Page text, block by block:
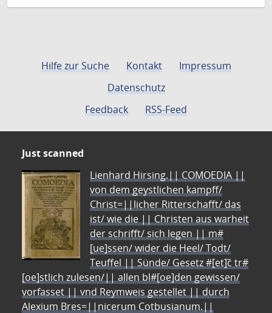
Hilfe zur Suche Kontakt
Impressum
Datenschutz
Feedback
RSS-Feed
Just scanned
Lienhard Hirsing.|| COMOEDIA ||
von dem geystlichen kampff/
Christ=||licher Ritterschafft/ das
ist/ wie die || Christen aus warheit
der schrifft/ sich legen || m#
[ue]ssen/ wider die Heel/ Todt/
Teuffel || Sünde/ Gesetz #[et]c̃ tr#
[oe]stlich zulesen/|| allen bl#[oe]den gewissen/
vorfasset || vnd Reymweis gestellet || durch
Alexium Bres=||nicerum Cotbusianum.||